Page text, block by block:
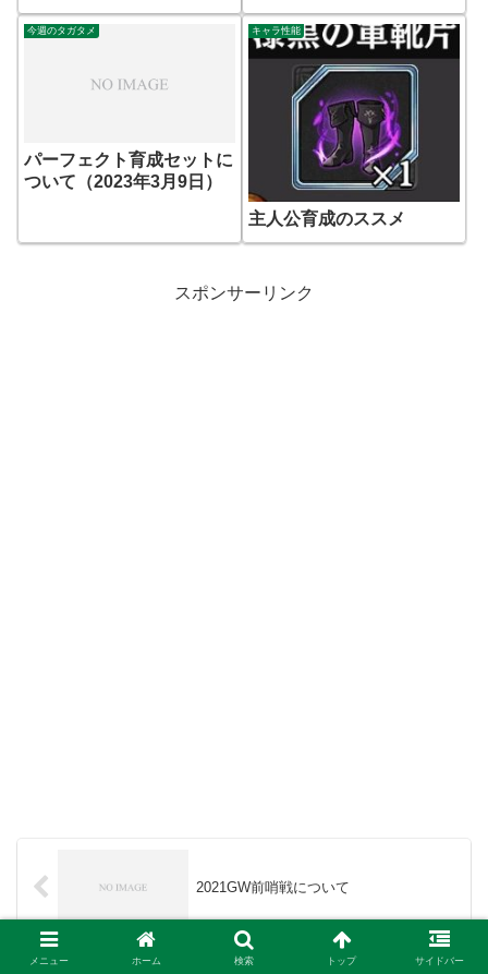
今週のタガタメ
パーフェクト育成セットに
ついて（2023年3月9日）
キャラ性能
主人公育成のススメ
スポンサーリンク
2021GW前哨戦について
メニュー ホーム 検索 トップ サイドバー